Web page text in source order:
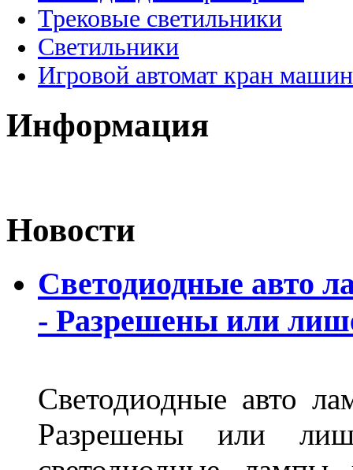
Трековые светильники
Светильники
Игровой автомат кран
Информация
Новости
Светодиодные авто
- Разрешены или
Светодиодные авто
Разрешены или